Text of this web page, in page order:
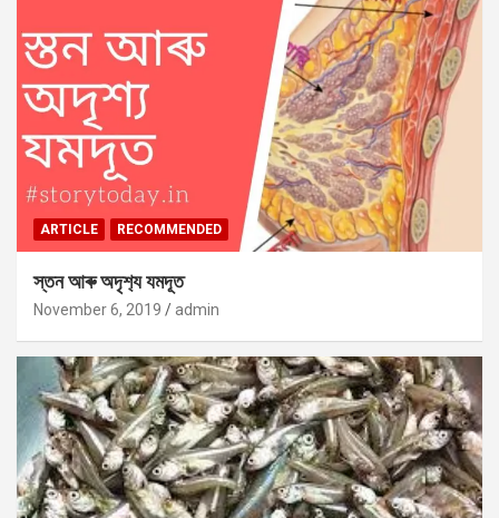
ARTICLE RECOMMENDED
স্তন আৰু অদৃশ‍্য যমদূত
November 6, 2019 admin